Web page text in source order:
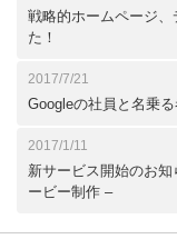
戦略的ホームページ
た！
2017/7/21
Googleの社員と名乗
2017/1/11
新サービス開始のお
ービー制作 –